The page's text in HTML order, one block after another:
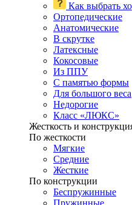
Как выбрать
Ортопедические
Анатомические
В скрутке
Латексные
Кокосовые
Из ППУ
С памятью формы
Для большого веса
Недорогие
Класс «ЛЮКС»
Жесткость и
По жесткости
Мягкие
Средние
Жесткие
По конструкции
Беспружинные